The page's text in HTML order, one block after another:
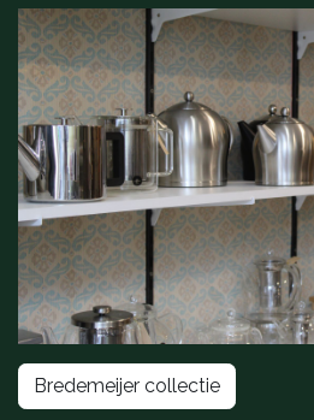
Bredemeijer collectie